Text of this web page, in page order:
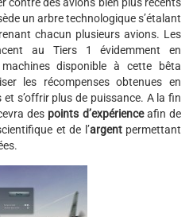
un arbre technologique s’étalant
chacun plusieurs avions. Les
au Tiers 1 évidemment en
disponible à cette bêta
les récompenses obtenues en
s’offrir plus de puissance. A la fin
des points d’expérienceafin de
et de l’argentpermettant